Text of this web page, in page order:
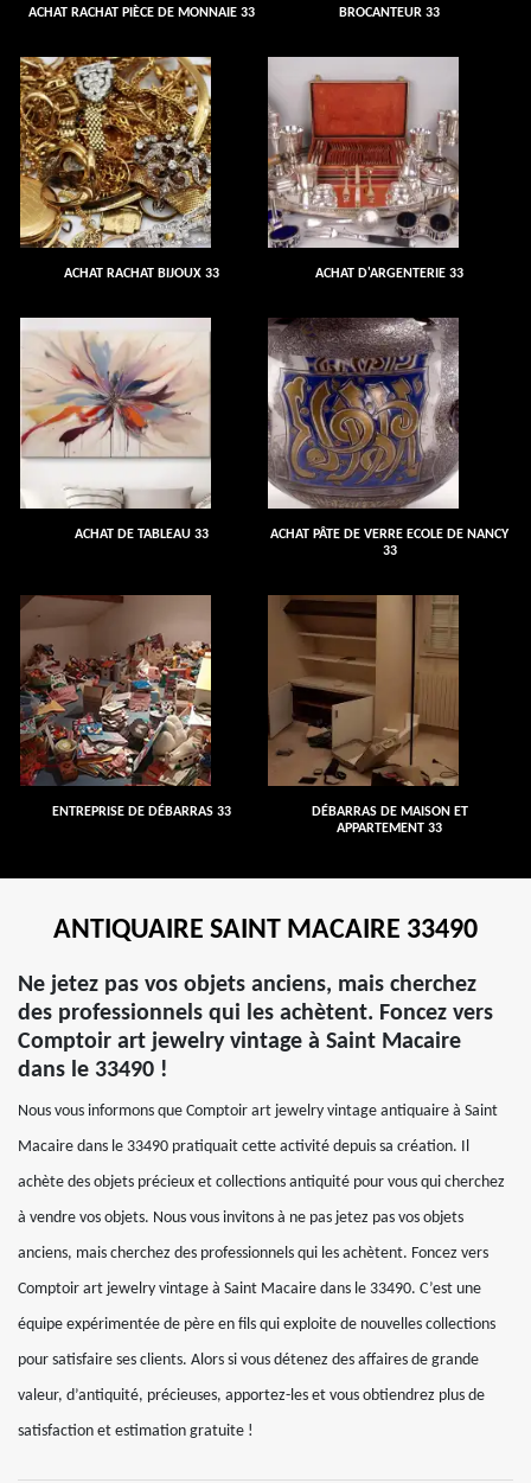
ACHAT RACHAT PIÈCE DE MONNAIE 33 BROCANTEUR 33
ACHAT RACHAT BIJOUX 33 ACHAT D'ARGENTERIE 33
ACHAT DE TABLEAU 33
ACHAT PÂTE DE VERRE ECOLE DE NANCY
33
ENTREPRISE DE DÉBARRAS 33
DÉBARRAS DE MAISON ET
APPARTEMENT 33
ANTIQUAIRE SAINT MACAIRE 33490
Ne jetez pas vos objets anciens, mais cherchez
des professionnels qui les achètent. Foncez vers
Comptoir art jewelry vintage à Saint Macaire
dans le 33490 !
Nous vous informons que Comptoir art jewelry vintage antiquaire à Saint
Macaire dans le 33490 pratiquait cette activité depuis sa création. Il
achète des objets précieux et collections antiquité pour vous qui cherchez
à vendre vos objets. Nous vous invitons à ne pas jetez pas vos objets
anciens, mais cherchez des professionnels qui les achètent. Foncez vers
Comptoir art jewelry vintage à Saint Macaire dans le 33490. C’est une
équipe expérimentée de père en fils qui exploite de nouvelles collections
pour satisfaire ses clients. Alors si vous détenez des affaires de grande
valeur, d’antiquité, précieuses, apportez-les et vous obtiendrez plus de
satisfaction et estimation gratuite !